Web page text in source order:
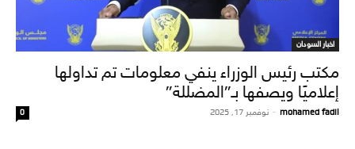
اخبار السودان
مكتب رئيس الوزراء ينفي معلومات تم تداولها
إعلاميًا ويصفها بـ”المضللة”
mohamed fadil
- نوفمبر 17, 2025 0